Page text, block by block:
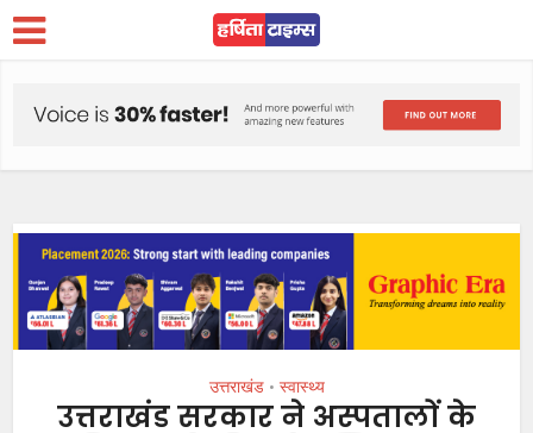
उत्तराखंड • स्वास्थ्य
उत्तराखंड सरकार ने अस्पतालों के